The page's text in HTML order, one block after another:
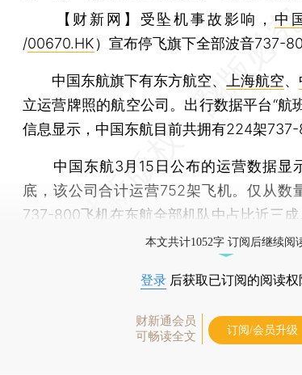
【财新网】 受坠机事故影响， 中
/00670.HK）宣布停飞旗下全部波音737-
中国东航旗下有东方航空、 上海航空、
立运营牌照的航空公司。出行数据平台“航
信息显示，中国东航目前共拥有224架737-
中国东航3月15日公布的运营数据显
底，该公司合计运营752架飞机。仅从数
737-800飞机在东航全部机队中占比近三成
本文共计1052字 订阅后继续阅
登录 后获取已订阅的阅读权
财新通会员
可畅读全文
订阅/会员升级